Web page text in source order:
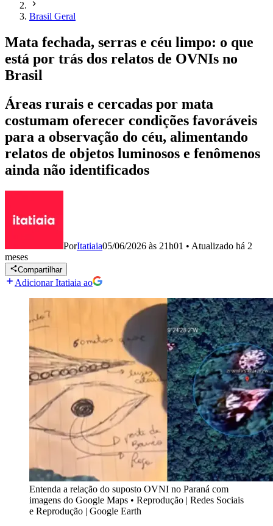
Brasil Geral
Mata fechada, serras e céu limpo: o que
está por trás dos relatos de OVNIs no
Brasil
Áreas rurais e cercadas por mata
costumam oferecer condições favoráveis
para a observação do céu, alimentando
relatos de objetos luminosos e fenômenos
ainda não identificados
PorItatiaia05/06/2026 às 21h01 • Atualizado há 2
meses
Compartilhar
Adicionar Itatiaia ao
Entenda a relação do suposto OVNI no Paraná com
imagens do Google Maps • Reprodução | Redes Sociais
e Reprodução | Google Earth